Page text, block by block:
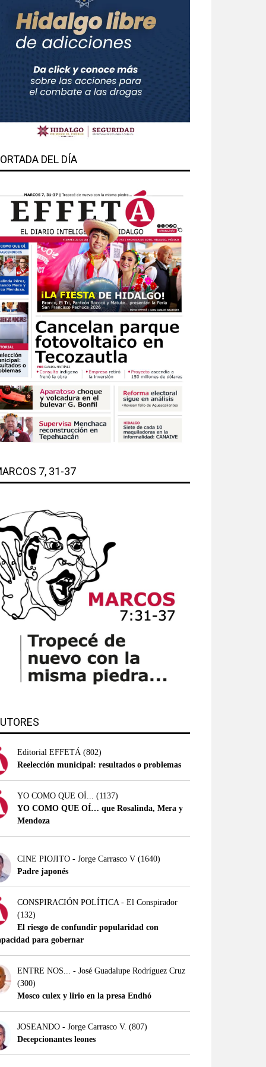
DEL DÍA
7, 31-37
Editorial EFFETÁ (802)
Reelección municipal: resultados o problemas
YO COMO QUE OÍ... (1137)
YO COMO QUE OÍ… que Rosalinda, Mera y
Mendoza
CINE PIOJITO - Jorge Carrasco V (1640)
Padre japonés
CONSPIRACIÓN POLÍTICA - El Conspirador
(132)
El riesgo de confundir popularidad con
para gobernar
ENTRE NOS... - José Guadalupe Rodríguez Cruz
(300)
Mosco culex y lirio en la presa Endhó
JOSEANDO - Jorge Carrasco V. (807)
Decepcionantes leones